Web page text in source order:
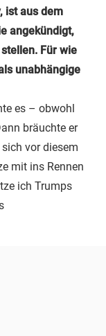
ist aus dem
angekündigt,
Für wie
unabhängige
es – obwohl
bräuchte er
vor diesem
mit ins Rennen
ich Trumps